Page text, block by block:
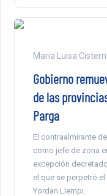
Maria Luisa
Gobierno
de las
Parga
El contraalmirante
como jefe de zona
excepción
el que se perpetró
Yordan Llempi.